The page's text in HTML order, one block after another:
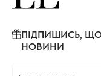
ПІДПИШИСЬ,
НОВИНИ